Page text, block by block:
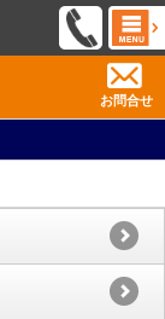
お問合せ